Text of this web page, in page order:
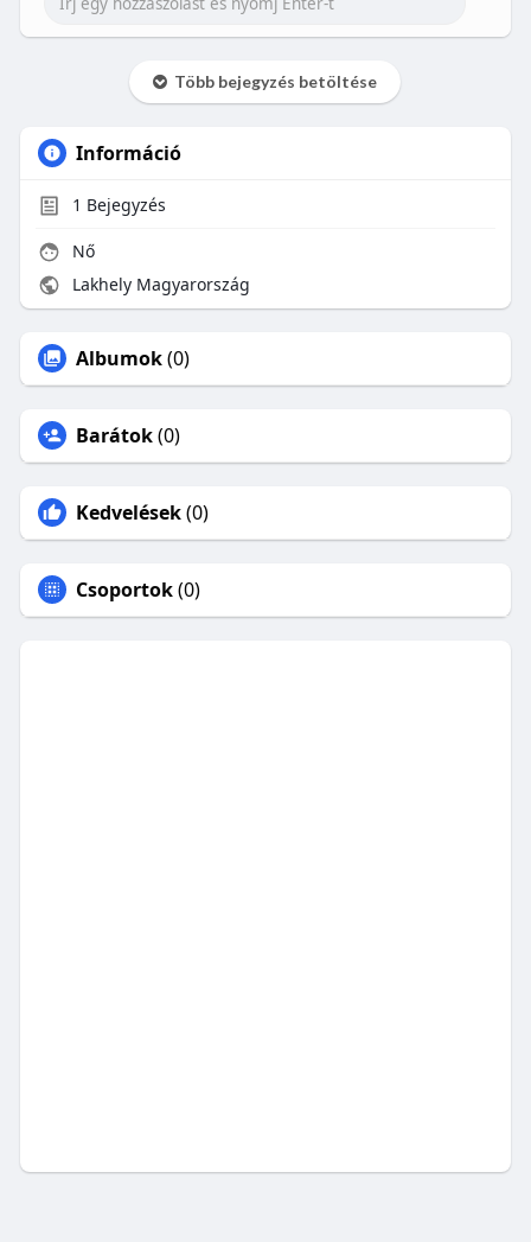
Több bejegyzés betöltése
Információ
1 Bejegyzés
Nő
Lakhely Magyarország
Albumok(0)
Barátok(0)
Kedvelések(0)
Csoportok(0)